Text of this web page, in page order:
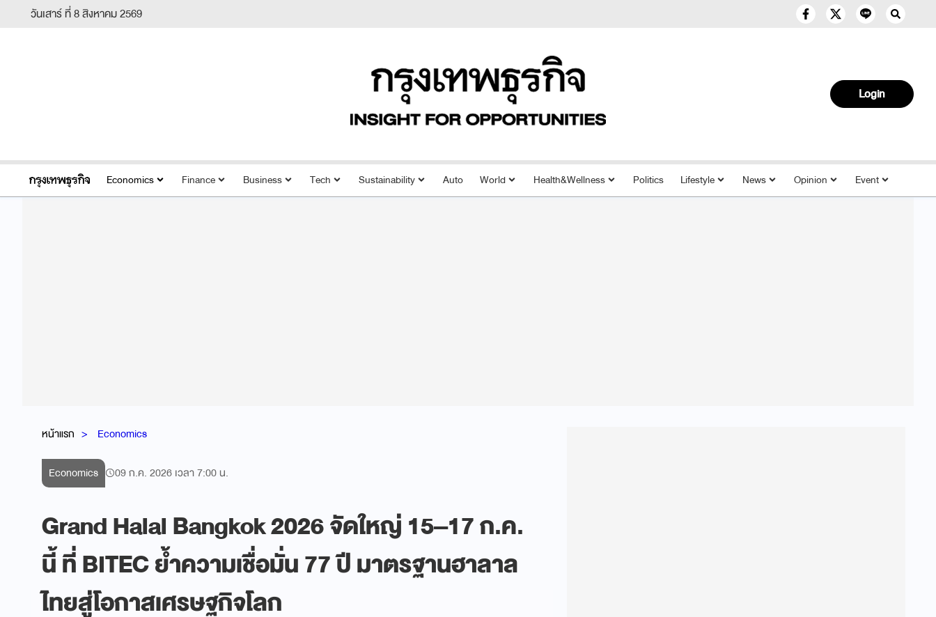
วันเสาร์ ที่ 8 สิงหาคม 2569
Login
Economics Finance Business Tech Sustainability Auto World Health&Wellness Politics Lifestyle News Opinion Event
หน้าแรก Economics
Economics 09 ก.ค. 2026 เวลา 7:00 น.
Grand Halal Bangkok 2026 จัดใหญ่ 15–17 ก.ค.
นี้ ที่ BITEC ย้ำความเชื่อมั่น 77 ปี มาตรฐานฮาลาล
ไทยสู่โอกาสเศรษฐกิจโลก